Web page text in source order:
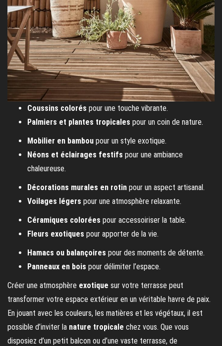
Coussins colorés pour une touche vibrante.
Palmiers et plantes tropicales pour un coin de nature.
Mobilier en bambou pour un style exotique.
Néons et éclairages festifs pour une ambiance
chaleureuse.
Décorations murales en rotin pour un aspect artisanal.
Voilages légers pour une atmosphère relaxante.
Céramiques colorées pour accessoiriser la table.
Fleurs exotiques pour apporter de la vie.
Hamacs ou balançoires pour des moments de détente.
Panneaux en bois pour délimiter l’espace.
Créer une atmosphère exotique sur votre terrasse peut
transformer votre espace extérieur en un véritable havre de paix.
En jouant avec les couleurs, les matières et les végétaux, il est
possible d’inviter la nature tropicale chez vous. Que vous
disposiez d’un petit balcon ou d’une vaste terrasse, de